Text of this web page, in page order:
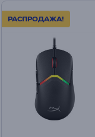
РАСПРОДАЖА!